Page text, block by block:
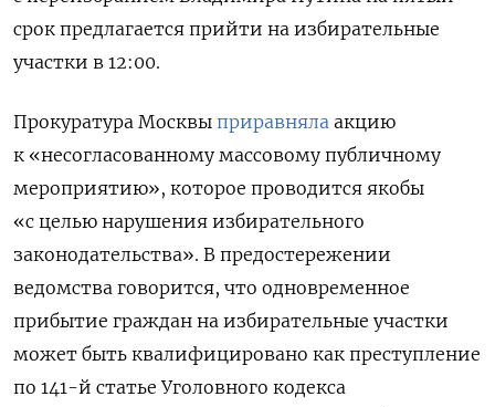
срок предлагается прийти на избирательные
участки в 12:00.
Прокуратура Москвы приравняла акцию
к «несогласованному массовому публичному
мероприятию», которое проводится якобы
«с целью нарушения избирательного
законодательства». В предостережении
ведомства говорится, что одновременное
прибытие граждан на избирательные участки
может быть квалифицировано как преступление
по 141-й статье Уголовного кодекса